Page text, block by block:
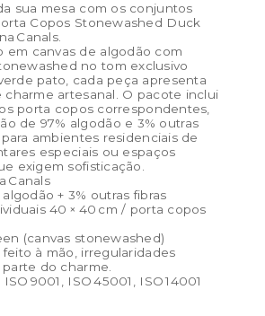
sua mesa com os conjuntos
Copos Stonewashed Duck
Canals.
em canvas de algodão com
no tom exclusivo
pato, cada peça apresenta
charme artesanal. O pacote inclui
porta copos correspondentes,
de 97% algodão e 3% outras
ambientes residenciais de
especiais ou espaços
exigem sofisticação.
Canals
algodão + 3% outras fibras
40 × 40 cm / porta copos
(canvas stonewashed)
feito à mão, irregularidades
do charme.
9001, ISO 45001, ISO 14001